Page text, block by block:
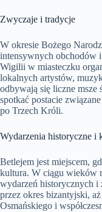
Zwyczaje i tradycje
W okresie Bożego
intensywnych obchodów
Wigilii w miasteczku
lokalnych artystów,
odbywają się liczne msze
spotkać postacie
po Trzech Króli.
Wydarzenia historyczne i
Betlejem jest miejscem,
kultura. W ciągu wieków
wydarzeń historycznych i
przez okres bizantyjski,
Osmańskiego i